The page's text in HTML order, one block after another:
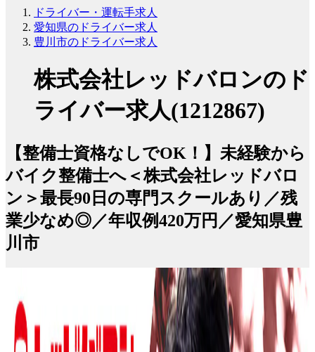
ドライバー・運転手求人
愛知県のドライバー求人
豊川市のドライバー求人
株式会社レッドバロンのド
ライバー求人(1212867)
【整備士資格なしでOK！】未経験から
バイク整備士へ＜株式会社レッドバロ
ン＞最長90日の専門スクールあり／残
業少なめ◎／年収例420万円／愛知県豊
川市